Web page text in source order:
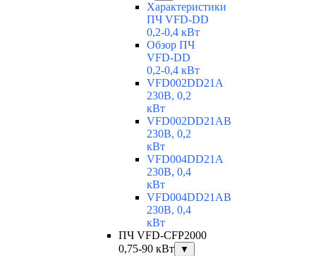
Характеристики
ПЧ VFD-DD
0,2-0,4 кВт
Обзор ПЧ
VFD-DD
0,2-0,4 кВт
VFD002DD21A
230В, 0,2
кВт
VFD002DD21AB
230В, 0,2
кВт
VFD004DD21A
230В, 0,4
кВт
VFD004DD21AB
230В, 0,4
кВт
ПЧ VFD-CFP2000
0,75-90 кВт
▼